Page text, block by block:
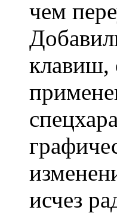
чем
клавиш,
исчез